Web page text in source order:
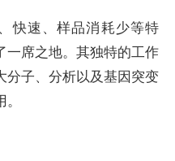
快速、样品消耗少等特
一席之地。其独特的工作
分子、分析以及基因突变